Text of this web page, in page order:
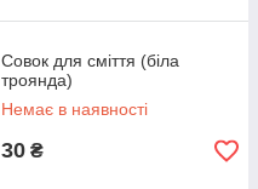
Совок для сміття (біла
троянда)
Немає в наявності
30 ₴